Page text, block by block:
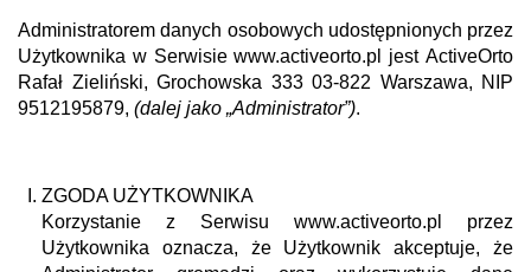
Administratorem danych osobowych udostępnionych przez
Użytkownika w Serwisiewww.activeorto.pl jestActiveOrto
Rafał Zieliński, Grochowska 333 03-822 Warszawa, NIP
9512195879, (dalej jako „Administrator”).
ZGODA UŻYTKOWNIKA
Korzystanie z Serwisu www.activeorto.pl
przez
Użytkownika oznacza, że Użytkownik akceptuje, że